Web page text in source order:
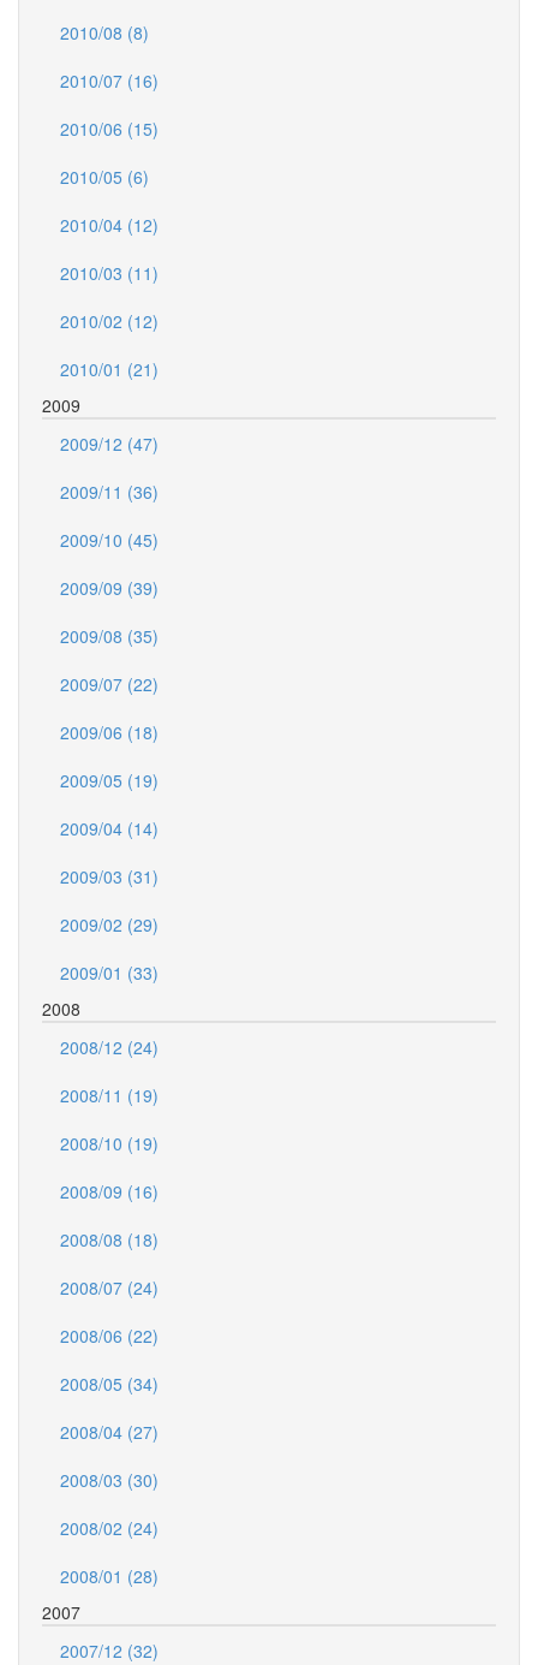
2010/08 (8)
2010/07 (16)
2010/06 (15)
2010/05 (6)
2010/04 (12)
2010/03 (11)
2010/02 (12)
2010/01 (21)
2009
2009/12 (47)
2009/11 (36)
2009/10 (45)
2009/09 (39)
2009/08 (35)
2009/07 (22)
2009/06 (18)
2009/05 (19)
2009/04 (14)
2009/03 (31)
2009/02 (29)
2009/01 (33)
2008
2008/12 (24)
2008/11 (19)
2008/10 (19)
2008/09 (16)
2008/08 (18)
2008/07 (24)
2008/06 (22)
2008/05 (34)
2008/04 (27)
2008/03 (30)
2008/02 (24)
2008/01 (28)
2007
2007/12 (32)